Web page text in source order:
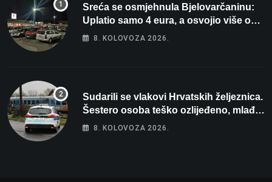
Sreća se osmjehnula Bjelovarčaninu:
Uplatio samo 4 eura, a osvojio više od
80 tisuća eura
8. KOLOVOZA 2026.
Sudarili se vlakovi Hrvatskih željeznica.
Šestero osoba teško ozlijeđeno, mlađa
žena na intenzivnoj
8. KOLOVOZA 2026.